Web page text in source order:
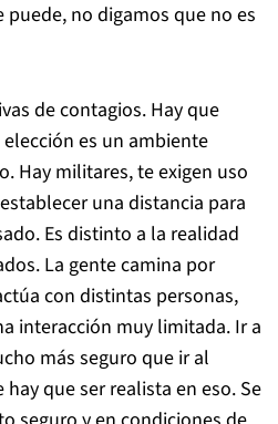
no digamos que no es
de contagios. Hay que
es un ambiente
Hay militares, te exigen uso
una distancia para
Es distinto a la realidad
La gente camina por
con distintas personas,
interacción muy limitada. Ir a
más seguro que ir al
que ser realista en eso. Se